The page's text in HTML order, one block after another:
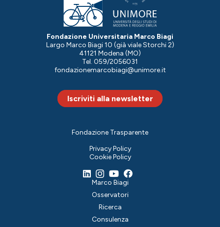
Fondazione Universitaria Marco Biagi
Largo Marco Biagi 10 (già viale Storchi 2)
41121 Modena (MO)
Tel. 059/2056031
fondazionemarcobiagi@unimore.it
Iscriviti alla newsletter
Marco Biagi
Osservatori
Ricerca
Consulenza
Fondazione Trasparente
Privacy Policy
Cookie Policy